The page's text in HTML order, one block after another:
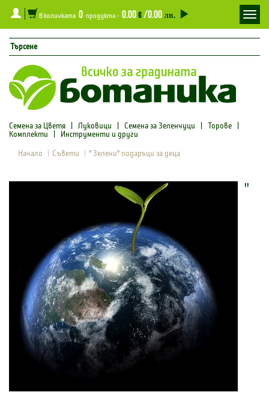
В количката 0 продукта - 0.00€/0.00лв.
Семена за Цветя |Луковици Семена за Зеленчуци Торове
Комплекти
Инструменти и други
Начало Съвети " Зелени" подаръци за деца
"